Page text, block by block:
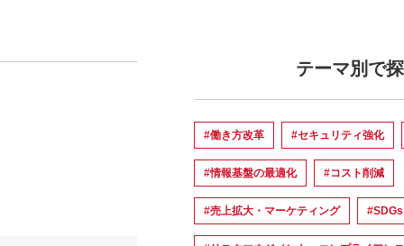
テーマ別で
#働き方改革 #セキュリティ強化
#情報基盤の最適化 #コスト削減
#売上拡大・マーケティング